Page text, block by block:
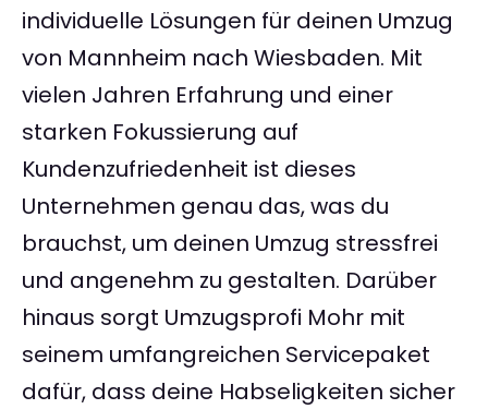
individuelle Lösungen für deinen Umzug
von Mannheim nach Wiesbaden. Mit
vielen Jahren Erfahrung und einer
starken Fokussierung auf
Kundenzufriedenheit ist dieses
Unternehmen genau das, was du
brauchst, um deinen Umzug stressfrei
und angenehm zu gestalten. Darüber
hinaus sorgt Umzugsprofi Mohr mit
seinem umfangreichen Servicepaket
dafür, dass deine Habseligkeiten sicher